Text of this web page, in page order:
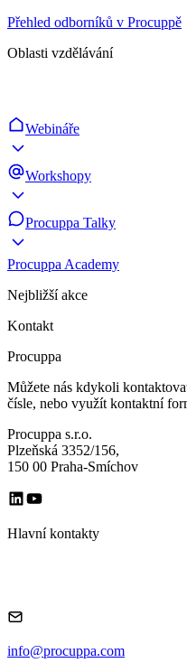
Přehled odborníků v Procuppě
Oblasti vzdělávání
Webináře
Workshopy
Procuppa Talky
Procuppa Academy
Nejbližší akce
Kontakt
Procuppa
Můžete nás kdykoli
čísle, nebo využít kontaktní
Procuppa s.r.o.
Plzeňská 3352/156,
150 00 Praha-Smíchov
Hlavní kontakty
info@procuppa.com